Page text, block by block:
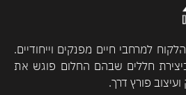
למרחבי חיים מפנקים וייחודיים.
חללים שבהם החלום פוגש את
פורץ דרך.